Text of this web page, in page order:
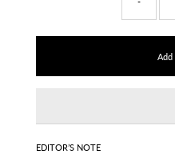
EDITOR’S NOTE